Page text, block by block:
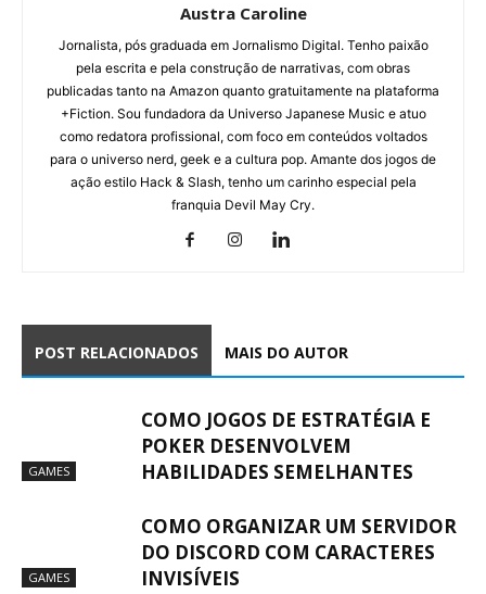
Austra Caroline
Jornalista, pós graduada em Jornalismo Digital. Tenho paixão
pela escrita e pela construção de narrativas, com obras
publicadas tanto na Amazon quanto gratuitamente na plataforma
+Fiction. Sou fundadora da Universo Japanese Music e atuo
como redatora profissional, com foco em conteúdos voltados
para o universo nerd, geek e a cultura pop. Amante dos jogos de
ação estilo Hack & Slash, tenho um carinho especial pela
franquia Devil May Cry.
POST RELACIONADOS MAIS DO AUTOR
GAMES
COMO JOGOS DE ESTRATÉGIA E
POKER DESENVOLVEM
HABILIDADES SEMELHANTES
GAMES
COMO ORGANIZAR UM SERVIDOR
DO DISCORD COM CARACTERES
INVISÍVEIS